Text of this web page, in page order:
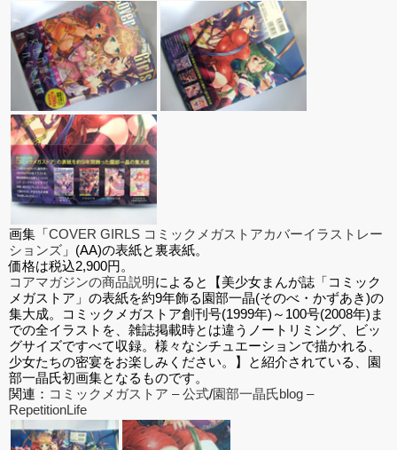
画集「COVER GIRLS コミックメガストアカバーイラストレー
ションズ 」(AA)の表紙と裏表紙。
価格は税込2,900円。
コアマガジンの商品説明によると【美少女まんが誌「コミック
メガストア」の表紙を約9年飾る園部一晶(そのべ・かずあき)の
集大成。コミックメガストア創刊号(1999年)～100号(2008年)ま
での全イラストを、雑誌掲載時とは違うノートリミング、ビッ
グサイズですべて収録。様々なシチュエーションで描かれる、
少女たちの密宴をお楽しみください。】と紹介されている、園
部一晶氏初画集となるものです。
関連： コミックメガストア – 公式/園部一晶氏blog –
RepetitionLife